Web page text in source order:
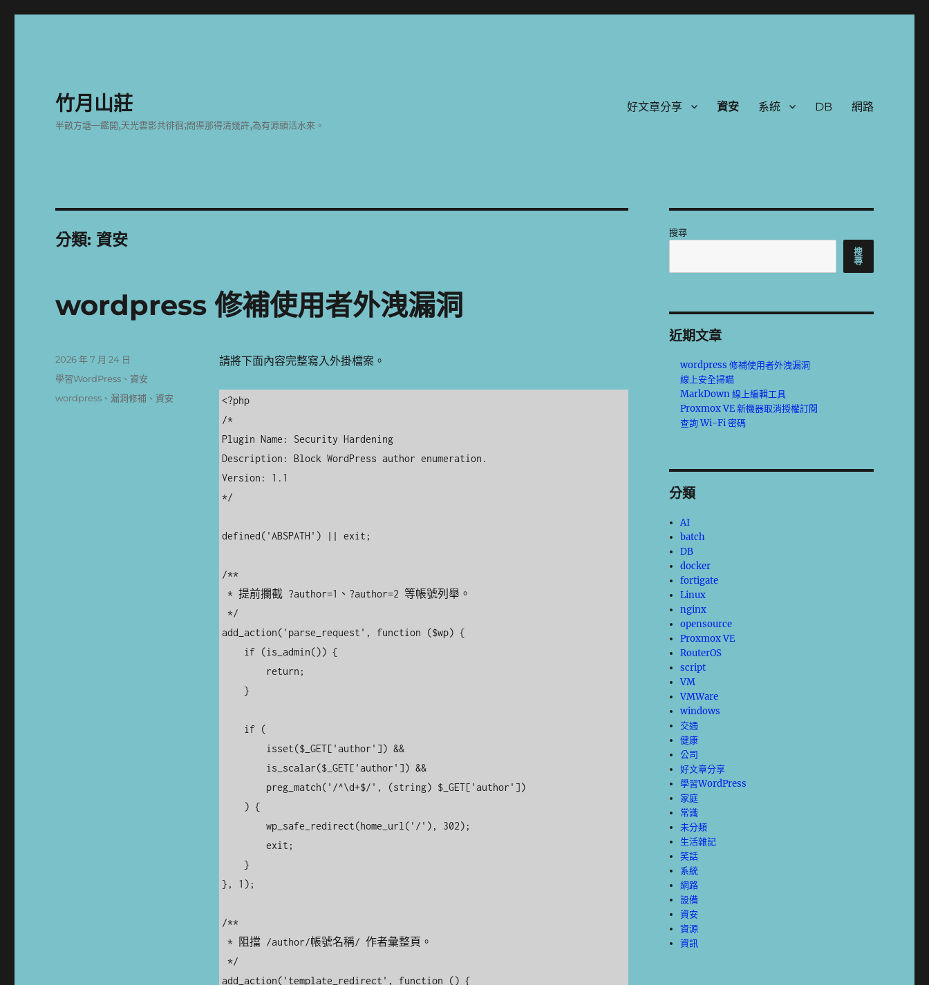
竹月山莊
半畝方塘一鑑開,天光雲影共徘徊;問渠那得清幾許,為有源頭活水來。
好文章分享 資安 系統 DB 網路
分類: 資安
wordpress 修補使用者外洩漏洞
請將下面內容完整寫入外掛檔案。
<?php
/*
Plugin Name: Security Hardening
Description: Block WordPress author enumeration.
Version: 1.1
*/
defined('ABSPATH') || exit;
/**
add_action('parse_request', function ($wp) {
}, 1);
/**
add_action('template_redirect', function () {
發
佈
期:
2026 年 7 月 24 日
分
學習WordPress 、資安
標
wordpress 、 漏洞修補 、資安
搜尋
搜
尋
近期文章
wordpress 修補使用者外洩漏洞
線上安全掃瞄
MarkDown 線上編輯工具
Proxmox VE 新機器取消授權訂閱
查詢 Wi-Fi 密碼
分類
AI
batch
DB
docker
fortigate
Linux
nginx
opensource
Proxmox VE
RouterOS
script
VM
VMWare
windows
交通
健康
公司
好文章分享
學習WordPress
家庭
常識
未分類
生活雜記
笑話
系統
網路
設備
資安
資源
資訊